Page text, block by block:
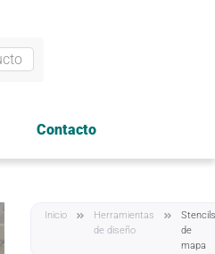
Contacto
Inicio
Herramientas
de diseño
de
mapa